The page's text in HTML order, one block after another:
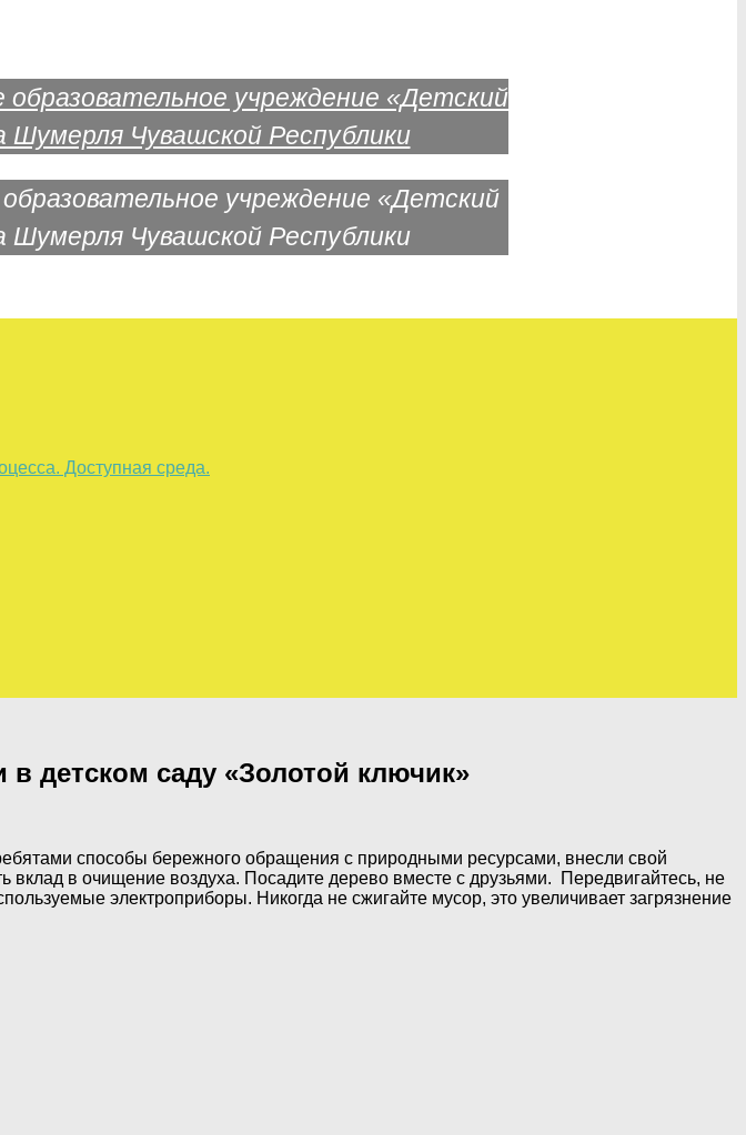
учреждение «Детский
Чувашской Республики
Доступная среда.
детском саду «Золотой ключик»
способы бережного обращения с природными ресурсами, внесли свой
вклад в очищение воздуха. Посадите дерево вместе с друзьями. Передвигайтесь, не
электроприборы. Никогда не сжигайте мусор, это увеличивает загрязнение